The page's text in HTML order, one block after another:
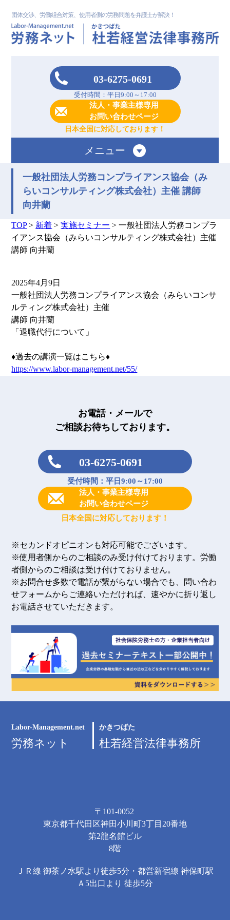
団体交渉、労働組合対策、使用者側の労務問題を弁護士が解決！
03-6275-0691
受付時間：平日9:00～17:00
法人・事業主様専用
お問い合わせページ
日本全国に対応しております！
メニュー
一般社団法人労務コンプライアンス協会（み
らいコンサルティング株式会社）主催 講師
向井蘭
TOP> 新着 >実施セミナー >一般社団法人労務コンプラ
イアンス協会（みらいコンサルティング株式会社）主催
講師 向井蘭
2025年4月9日
一般社団法人労務コンプライアンス協会（みらいコンサ
ルティング株式会社）主催
講師 向井蘭
「退職代行について」
♦過去の講演一覧はこちら♦
https://www.labor-management.net/55/
お電話・メールで
ご相談お待ちしております。
03-6275-0691
受付時間：平日9:00～17:00
法人・事業主様専用
お問い合わせページ
日本全国に対応しております！
※セカンドオピニオンも対応可能でございます。
※使用者側からのご相談のみ受け付けております。労働
者側からのご相談は受け付けておりません。
※お問合せ多数で電話が繋がらない場合でも、問い合わ
せフォームからご連絡いただければ、速やかに折り返し
お電話させていただきます。
Labor-Management.net
労務ネット
かきつばた
杜若経営法律事務所
〒101-0052
東京都千代田区神田小川町3丁目20番地
第2龍名館ビル
8階
ＪＲ線 御茶ノ水駅より徒歩5分・都営新宿線 神保町駅
Ａ5出口より 徒歩5分